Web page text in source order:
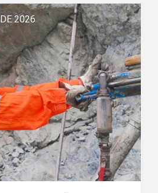
2026